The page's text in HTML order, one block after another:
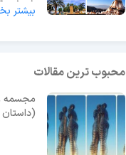
آدرس
بیشتر
محبوب ترین مقالات
مجسمه